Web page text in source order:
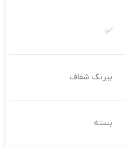
✅
بیرنگ شفاف
بسته